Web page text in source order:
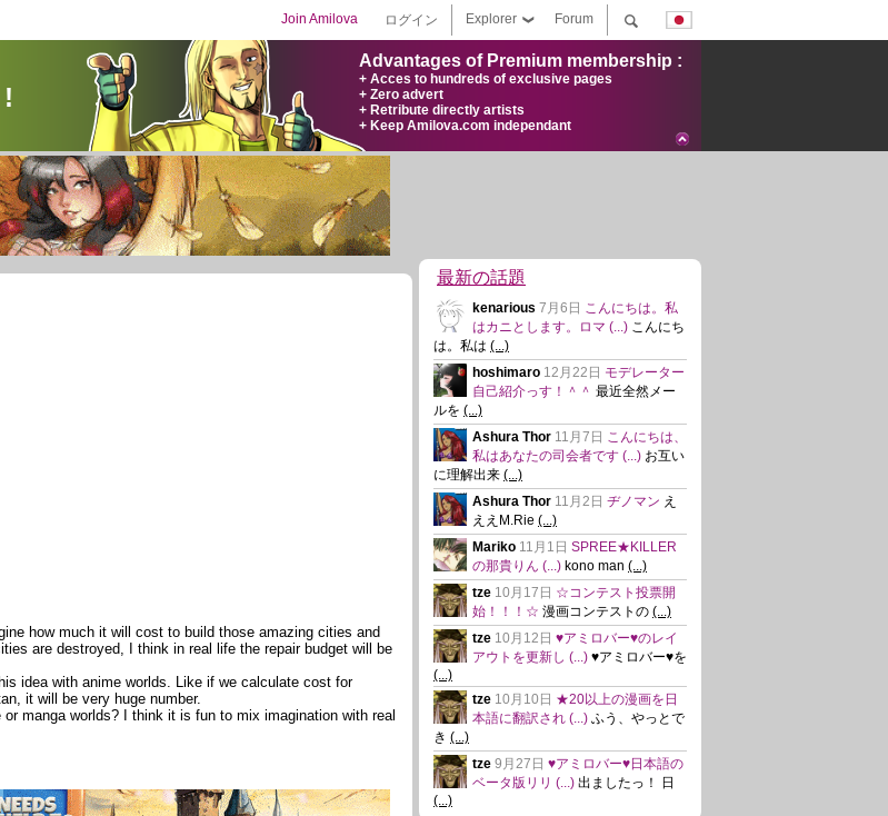
Forum
Explorer
ログイン
Join Amilova
Advantages of Premium membership :
+ Acces to hundreds of exclusive pages
+ Zero advert
+ Retribute directly artists
+ Keep Amilova.com independant
how much it will cost to build those amazing cities and
are destroyed, I think in real life the repair budget will be
idea with anime worlds. Like if we calculate cost for
it will be very huge number.
manga worlds? I think it is fun to mix imagination with real
最新の話題
kenarious 7月6日 こんにちは。私
はカニとします。ロマ (...) こんにち
は。私は (...)
hoshimaro 12月22日 モデレーター
自己紹介っす！＾＾ 最近全然メー
ルを (...)
Ashura Thor 11月7日 こんにちは、
私はあなたの司会者です (...) お互い
に理解出来 (...)
Ashura Thor 11月2日 ヂノマン え
ええM.Rie (...)
Mariko 11月1日 SPREE★KILLER
の那貴りん (...) kono man (...)
tze 10月17日 ☆コンテスト投票開
始！！！☆ 漫画コンテストの (...)
tze 10月12日 ♥アミロバー♥のレイ
アウトを更新し (...) ♥アミロバー♥を
(...)
tze 10月10日 ★20以上の漫画を日
本語に翻訳され (...) ふう、やっとで
き (...)
tze 9月27日 ♥アミロバー♥日本語の
ベータ版リリ (...) 出ましたっ！ 日
(...)